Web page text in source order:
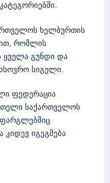
ხელბურთის
რომლის
გუნდი და
სიგელი.
ფედერაცია
საქართველოს
კიდევ იგეგმება